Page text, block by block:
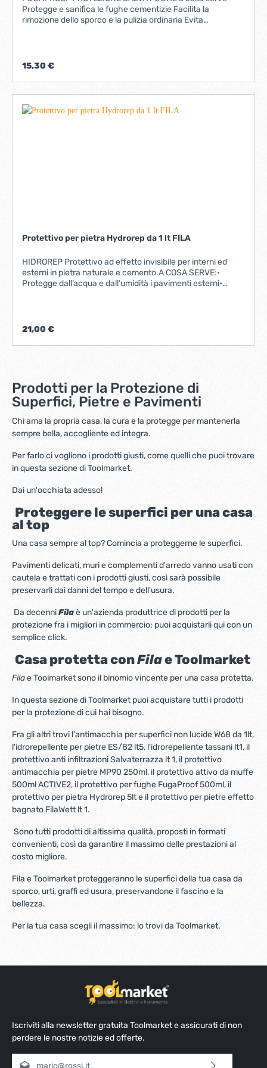
Protegge e sanifica le fughe cementizie Facilita la
rimozione dello sporco e la pulizia ordinaria Evita
free: trattamento eco-friendly classificato EC1PLUS Non
base acqua: riduce drasticamente i tempi di trattamento
Applicabile anche su superfici con umidità residua
Prodotto classificato A+ secondo French VOC regulation
15,30 €
Protettivo per pietra Hydrorep da 1 lt FILA
HIDROREP Protettivo ad effetto invisibile per interni ed
esterni in pietra naturale e cemento.A COSA SERVE:•
Protegge dall’acqua e dall’umidità i pavimenti esterni•
Impartisce una protezione traspirante, duratura e
ingiallisce in alcuna condizione ambientale e di
È antiefflorescenza
21,00 €
Prodotti per la Protezione di
Superfici, Pietre e Pavimenti
Chi ama la propria casa, la cura e la protegge per mantenerla
sempre bella, accogliente ed integra.
Per farlo ci vogliono i prodotti giusti, come quelli che puoi trovare
in questa sezione di Toolmarket.
Dai un'occhiata adesso!
Proteggere le superfici per una casa
al top
Una casa sempre al top? Comincia a proteggerne le superfici.
Pavimenti delicati, muri e complementi d'arredo vanno usati con
cautela e trattati con i prodotti giusti, così sarà possibile
preservarli dai danni del tempo e dell'usura.
Da decenniFilaè un'azienda produttrice di prodotti per la
protezione fra i migliori in commercio: puoi acquistarli qui con un
semplice click.
Casa protetta conFilae Toolmarket
Filae Toolmarket sono il binomio vincente per una casa protetta.
In questa sezione di Toolmarket puoi acquistare tutti i prodotti
per la protezione di cui hai bisogno.
Fra gli altri trovi l'antimacchia per superfici non lucide W68 da 1lt,
l'idrorepellente per pietre ES/82 lt5, l'idrorepellente tassani lt1, il
protettivo anti infiltrazioni Salvaterrazza lt 1, il protettivo
antimacchia per pietre MP90 250ml, il protettivo attivo da muffe
500ml ACTIVE2, il protettivo per fughe FugaProof 500ml, il
protettivo per pietra Hydrorep 5lt e il protettivo per pietre effetto
bagnato FilaWett lt 1.
Sono tutti prodotti di altissima qualità, proposti in formati
convenienti, così da garantire il massimo delle prestazioni al
costo migliore.
Fila e Toolmarket proteggeranno le superfici della tua casa da
sporco, urti, graffi ed usura, preservandone il fascino e la
bellezza.
Per la tua casa scegli il massimo: lo trovi da Toolmarket.
Iscriviti alla newsletter gratuita Toolmarket e assicurati di non
perdere le nostre notizie ed offerte.
Indirizzo e-mail*